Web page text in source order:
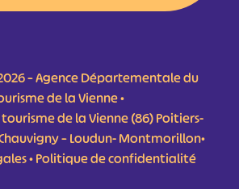
– Agence Départementale du
de la Vienne •
de la Vienne (86) Poitiers-
– Loudun- Montmorillon•
•Politique de confidentialité